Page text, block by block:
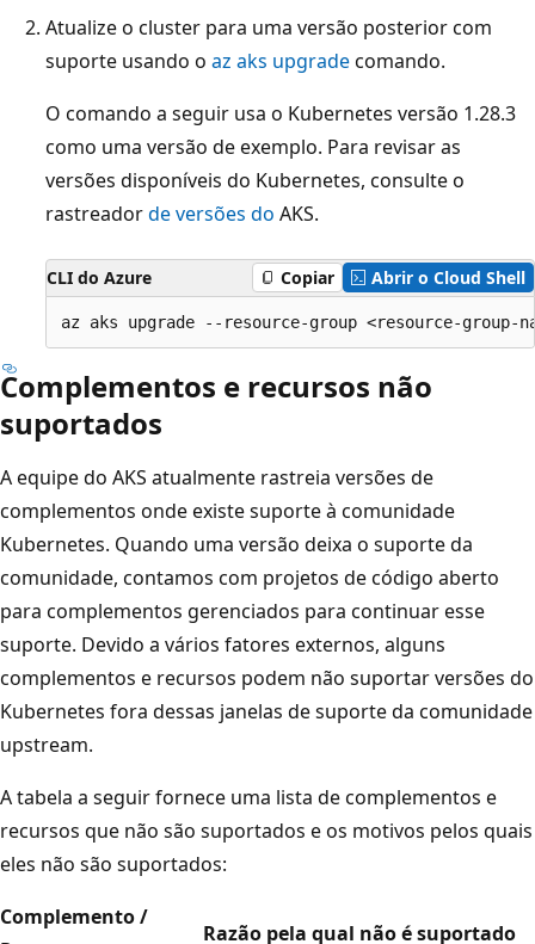
Atualize o cluster para uma versão posterior com
suporte usando o az aks upgradecomando.
O comando a seguir usa o Kubernetes versão 1.28.3
como uma versão de exemplo. Para revisar as
versões disponíveis do Kubernetes, consulte o
rastreadorde versões do AKS.
CLI do Azure Copiar Abrir o Cloud Shell
Complementos e recursos não
suportados
A equipe do AKS atualmente rastreia versões de
complementos onde existe suporte à comunidade
Kubernetes. Quando uma versão deixa o suporte da
comunidade, contamos com projetos de código aberto
para complementos gerenciados para continuar esse
suporte. Devido a vários fatores externos, alguns
complementos e recursos podem não suportar versões do
Kubernetes fora dessas janelas de suporte da comunidade
upstream.
A tabela a seguir fornece uma lista de complementos e
recursos que não são suportados e os motivos pelos quais
eles não são suportados:
Complemento /
Razão pela qual não é suportado